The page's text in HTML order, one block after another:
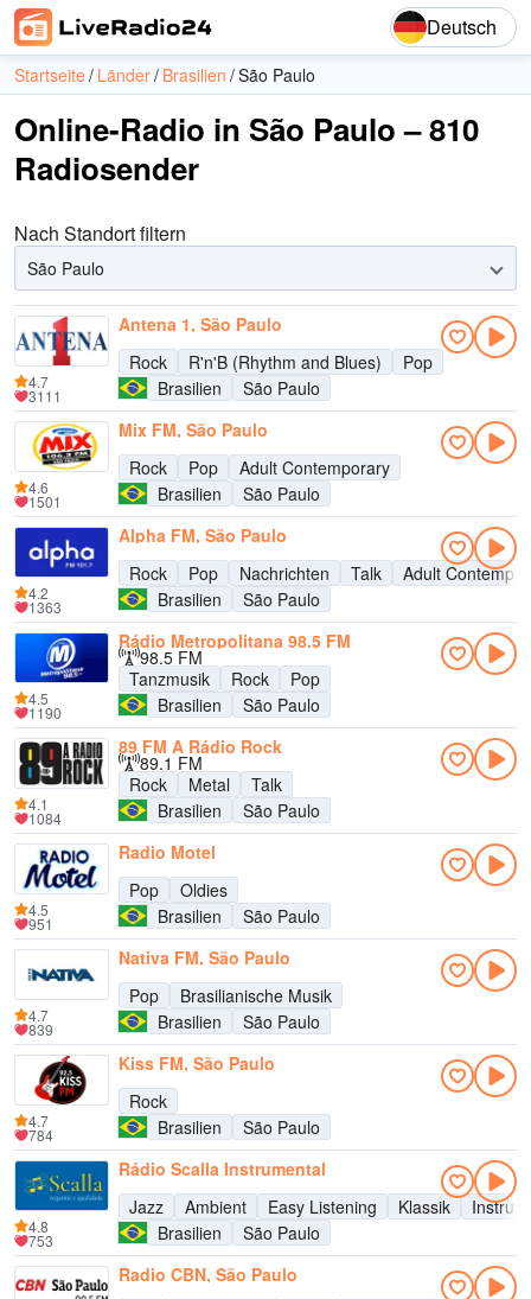
Deutsch
Startseite Länder Brasilien São Paulo
Online-Radio in São Paulo – 810
Radiosender
Nach Standort filtern
São Paulo
Antena 1, São Paulo
Rock
R'n'B (Rhythm and Blues)
Pop
Brasilien
São Paulo
4.7
3111
Mix FM, São Paulo
Rock
Pop
Adult Contemporary
Brasilien
São Paulo
4.6
1501
Alpha FM, São Paulo
Rock
Pop Nachrichten Talk
Adult
Brasilien
São Paulo
4.2
1363
Rádio Metropolitana 98.5 FM
98.5 FM
Tanzmusik
Rock
Pop
Brasilien
São Paulo
4.5
1190
89 FM A Rádio Rock
89.1 FM
Rock
Metal
Talk
Brasilien
São Paulo
4.1
1084
Radio Motel
Pop
Oldies
Brasilien
São Paulo
4.5
951
Nativa FM, São Paulo
Pop
Brasilianische Musik
Brasilien
São Paulo
4.7
839
Kiss FM, São Paulo
Rock
Brasilien
São Paulo
4.7
784
Rádio Scalla Instrumental
Jazz
Ambient Easy Listening Klassik
Brasilien
São Paulo
4.8
753
Radio CBN, São Paulo